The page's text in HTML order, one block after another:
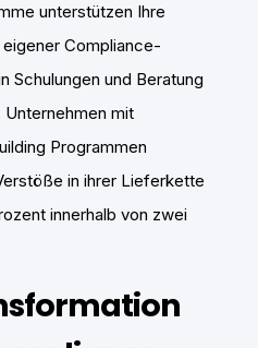
unterstützen Ihre
Compliance-
Schulungen und Beratung
Unternehmen mit
Programmen
in ihrer Lieferkette
innerhalb von zwei